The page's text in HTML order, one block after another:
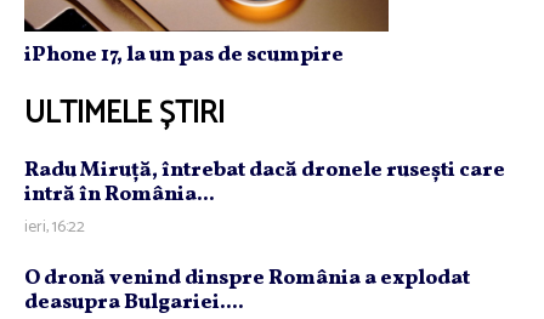
iPhone 17, la un pas de scumpire
ULTIMELE ȘTIRI
Radu Miruţă, întrebat dacă dronele ruseşti care
intră în România...
ieri, 16:22
O dronă venind dinspre România a explodat
deasupra Bulgariei....